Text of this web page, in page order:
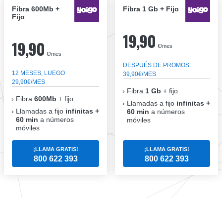
Fibra 600Mb +
Fijo
19,90 €/mes
12 MESES, LUEGO
29,90€/MES
Fibra 600Mb + fijo
Llamadas a fijo infinitas +
60 min a números
móviles
¡LLAMA GRATIS!
800 622 393
Fibra 1 Gb + Fijo
19,90 €/mes
DESPUÉS DE PROMOS:
39,90€/MES
Fibra 1 Gb + fijo
Llamadas a fijo infinitas +
60 min a números
móviles
¡LLAMA GRATIS!
800 622 393